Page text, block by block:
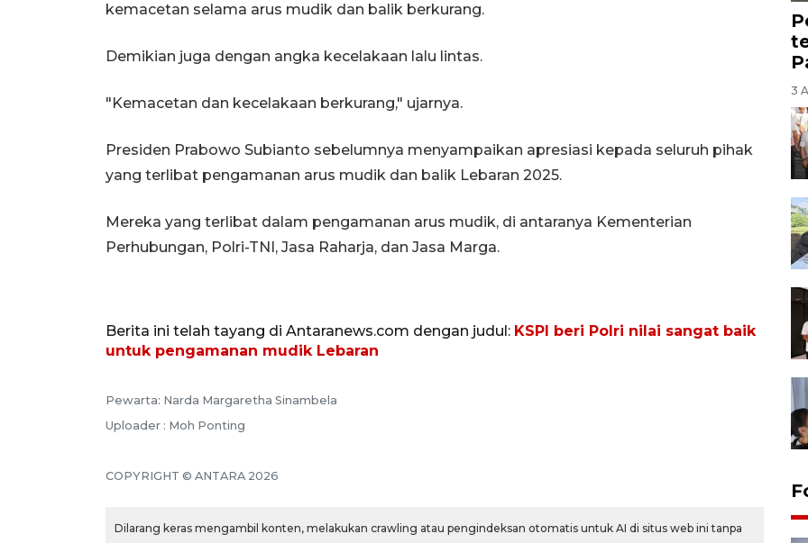
kemacetan selama arus mudik dan balik berkurang.
Demikian juga dengan angka kecelakaan lalu lintas.
"Kemacetan dan kecelakaan berkurang," ujarnya.
Presiden Prabowo Subianto sebelumnya menyampaikan apresiasi kepada seluruh pihak
yang terlibat pengamanan arus mudik dan balik Lebaran 2025.
Mereka yang terlibat dalam pengamanan arus mudik, di antaranya Kementerian
Perhubungan, Polri-TNI, Jasa Raharja, dan Jasa Marga.
Berita ini telah tayang di Antaranews.com dengan judul: KSPI beri Polri nilai sangat baik
untuk pengamanan mudik Lebaran
Pewarta: Narda Margaretha Sinambela
Uploader : Moh Ponting
COPYRIGHT © ANTARA 2026
Dilarang keras mengambil konten, melakukan crawling atau pengindeksan otomatis untuk AI di situs web ini tanpa
3